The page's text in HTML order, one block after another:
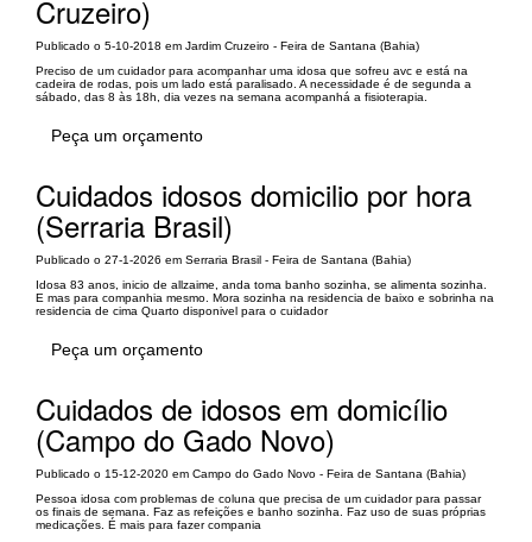
Cruzeiro)
Publicado o 5-10-2018 em Jardim Cruzeiro - Feira de Santana (Bahia)
Preciso de um cuidador para acompanhar uma idosa que sofreu avc e está na
cadeira de rodas, pois um lado está paralisado. A necessidade é de segunda a
sábado, das 8 às 18h, dia vezes na semana acompanhá a fisioterapia.
Peça um orçamento
Cuidados idosos domicilio por hora
(Serraria Brasil)
Publicado o 27-1-2026 em Serraria Brasil - Feira de Santana (Bahia)
Idosa 83 anos, inicio de allzaime, anda toma banho sozinha, se alimenta sozinha.
E mas para companhia mesmo. Mora sozinha na residencia de baixo e sobrinha na
residencia de cima Quarto disponivel para o cuidador
Peça um orçamento
Cuidados de idosos em domicílio
(Campo do Gado Novo)
Publicado o 15-12-2020 em Campo do Gado Novo - Feira de Santana (Bahia)
Pessoa idosa com problemas de coluna que precisa de um cuidador para passar
os finais de semana. Faz as refeições e banho sozinha. Faz uso de suas próprias
medicações. É mais para fazer compania